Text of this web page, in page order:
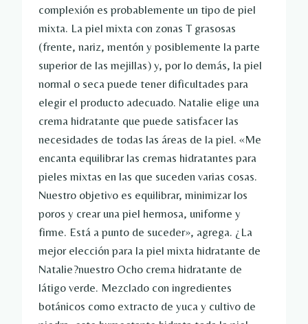
complexión es probablemente un tipo de piel
mixta. La piel mixta con zonas T grasosas
(frente, nariz, mentón y posiblemente la parte
superior de las mejillas) y, por lo demás, la piel
normal o seca puede tener dificultades para
elegir el producto adecuado. Natalie elige una
crema hidratante que puede satisfacer las
necesidades de todas las áreas de la piel. «Me
encanta equilibrar las cremas hidratantes para
pieles mixtas en las que suceden varias cosas.
Nuestro objetivo es equilibrar, minimizar los
poros y crear una piel hermosa, uniforme y
firme. Está a punto de suceder», agrega. ¿La
mejor elección para la piel mixta hidratante de
Natalie?nuestro Ocho crema hidratante de
látigo verde. Mezclado con ingredientes
botánicos como extracto de yuca y cultivo de